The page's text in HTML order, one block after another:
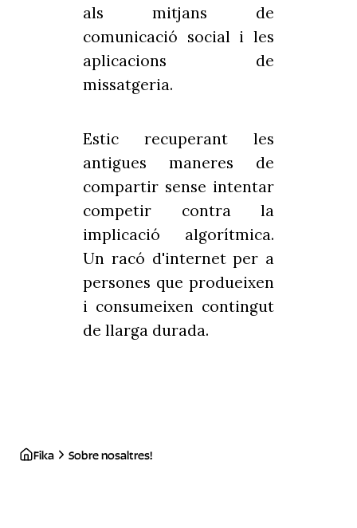
als mitjans de
comunicació social i les
aplicacions de
missatgeria.
Estic recuperant les
antigues maneres de
compartir sense intentar
competir contra la
implicació algorítmica.
Un racó d'internet per a
persones que produeixen
i consumeixen contingut
de llarga durada.
Fika Sobre nosaltres!